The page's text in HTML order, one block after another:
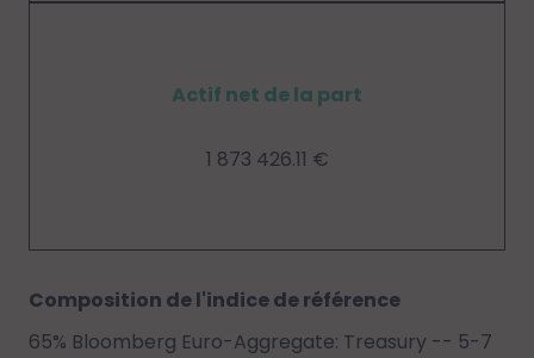
Actif net de la part
1 873 426.11 €
Composition de l'indice de référence
65% Bloomberg Euro-Aggregate: Treasury -- 5-7